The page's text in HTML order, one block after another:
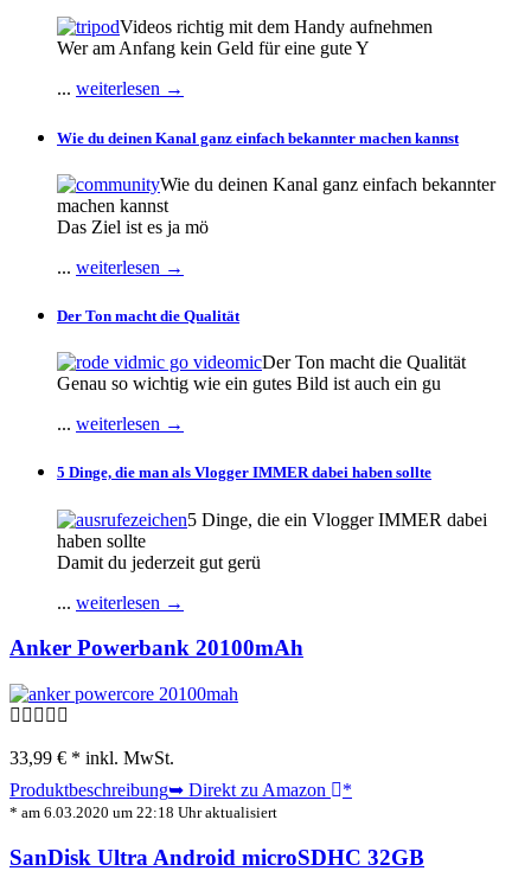
Videos richtig mit dem Handy aufnehmen
Wer am Anfang kein Geld für eine gute Y
... weiterlesen →
Wie du deinen Kanal ganz einfach bekannter machen kannst
Wie du deinen Kanal ganz einfach bekannter
machen kannst
Das Ziel ist es ja mö
... weiterlesen →
Der Ton macht die Qualität
Der Ton macht die Qualität
Genau so wichtig wie ein gutes Bild ist auch ein gu
... weiterlesen →
5 Dinge, die man als Vlogger IMMER dabei haben sollte
5 Dinge, die ein Vlogger IMMER dabei
haben sollte
Damit du jederzeit gut gerü
... weiterlesen →
Anker Powerbank 20100mAh
33,99 € * inkl. MwSt.
Produktbeschreibung➥ Direkt zu Amazon *
* am 6.03.2020 um 22:18 Uhr aktualisiert
SanDisk Ultra Android microSDHC 32GB